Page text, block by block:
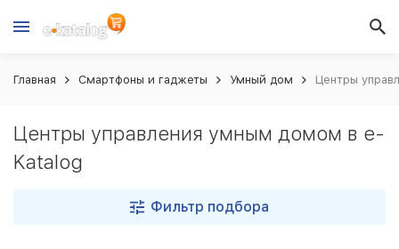
Главная Смартфоны и гаджеты Умный дом Центры
Центры управления умным домом в e-
Katalog
Фильтр подбора